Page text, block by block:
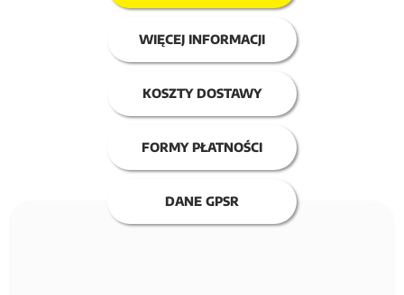
WIĘCEJ INFORMACJI
KOSZTY DOSTAWY
FORMY PŁATNOŚCI
DANE GPSR